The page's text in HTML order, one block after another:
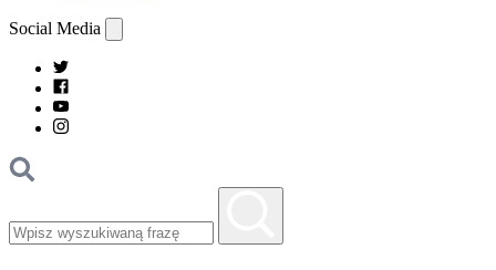
Social Media